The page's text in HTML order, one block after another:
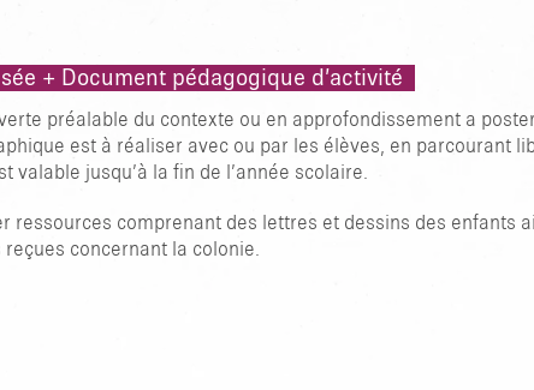
+ Document pédagogique d’activité
préalable du contexte ou en approfondissement a
est à réaliser avec ou par les élèves, en parcourant
valable jusqu’à la fin de l’année scolaire.
ressources comprenant des lettres et dessins des enfants
reçues concernant la colonie.